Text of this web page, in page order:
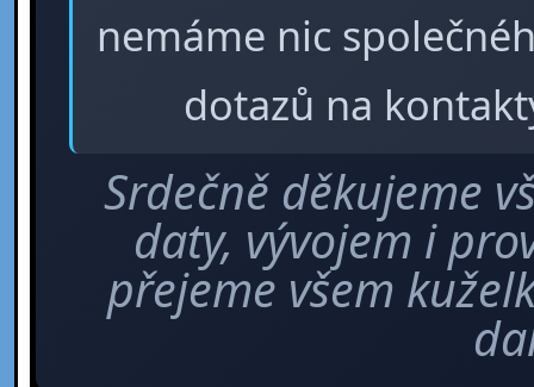
nemáme nic
dotazů na
Srdečně děkujeme
daty, vývojem i
přejeme všem